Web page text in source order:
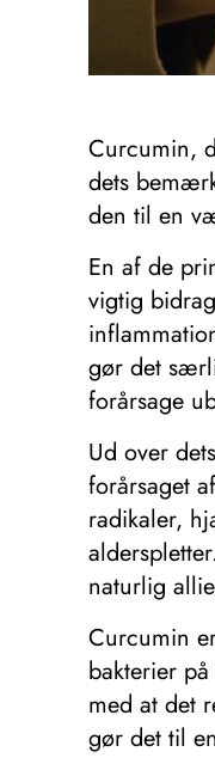
Curcumin,
dets
den til en
En af de
vigtig
gør det
forårsage
Ud over
forårsaget
radikaler,
naturlig
Curcumin
bakterier
med at det
gør det til